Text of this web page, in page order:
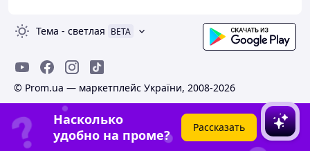
Тема - светлая BETA
© Prom.ua — маркетплейс України, 2008-2026
Насколько
удобно на проме?
Рассказать